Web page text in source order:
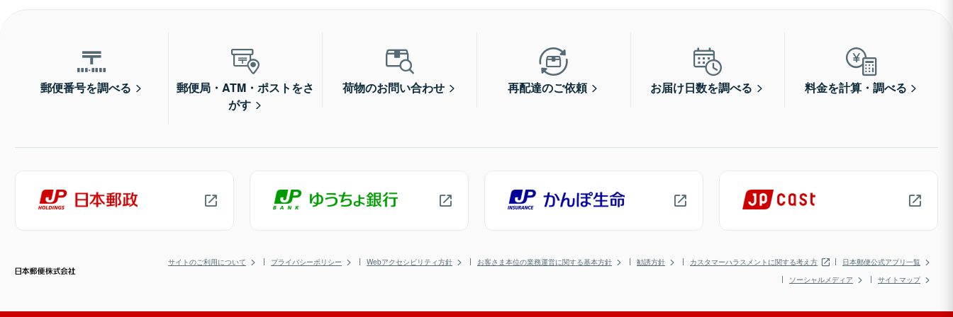
郵便番号を調べる
郵便局・ATM・ポストをさ
がす
荷物のお問い合わせ 再配達のご依頼 お届け日数を調べる 料金を計算・調べる
サイトのご利用について プライバシーポリシー Webアクセシビリティ方針 お客さま本位の業務運営に関する基本方針 勧誘方針 カスタマーハラスメントに関する考え方
日本郵便公式アプリ一覧
ソーシャルメディア
サイトマップ